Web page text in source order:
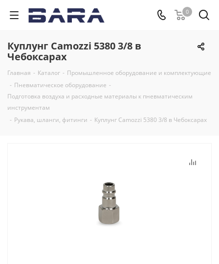
0
Куплунг Camozzi 5380 3/8 в
Чебоксарах
Главная - Каталог - Промышленное оборудование и комплектующие
- Пневматическое оборудование -
Подготовка воздуха и расходные материалы к пневматическим
инструментам
- Рукава, шланги, фитинги - Куплунг Camozzi 5380 3/8 в Чебоксарах